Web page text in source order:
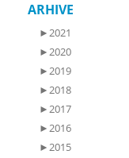
ARHIVE
►2021
►2020
►2019
►2018
►2017
►2016
►2015